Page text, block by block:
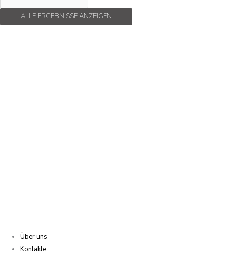
ALLE ERGEBNISSE ANZEIGEN
Über uns
Kontakte